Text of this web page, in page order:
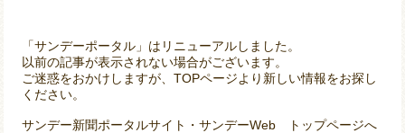
「サンデーポータル」はリニューアルしました。
以前の記事が表示されない場合がございます。
ご迷惑をおかけしますが、TOPページより新しい情報をお探し
ください。
サンデー新聞ポータルサイト・サンデーWeb トップページへ